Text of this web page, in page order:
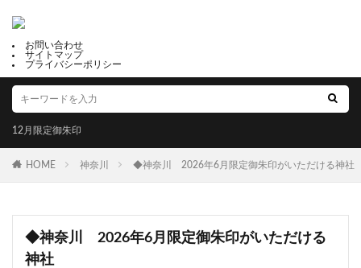
お問い合わせ
サイトマップ
プライバシーポリシー
12月限定御朱印
HOME 神奈川 ◆神奈川 2026年6月限定御朱印がいただける神社
◆神奈川 2026年6月限定御朱印がいただける
神社